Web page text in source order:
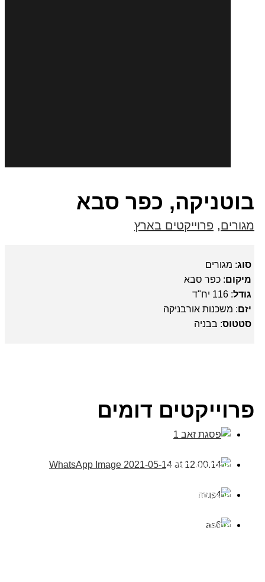
בוטניקה, כפר סבא
מגורים, פרוייקטים בארץ
סוג: מגורים
מיקום: כפר סבא
גודל: 116 יח"ד
יזם: משכנות אורבניקה
סטטוס: בבניה
פרוייקטים דומים
פסגת זאב ירושלים
פרשקובסקי אשדוד
מתחם שילר פתח תקווה